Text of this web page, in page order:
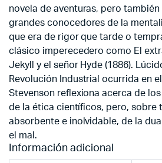
novela de aventuras, pero
grandes conocedores de la
que era de rigor que tarde o
clásico imperecedero como El
Jekyll y el señor Hyde (1886).
Revolución Industrial ocurrida en
Stevenson reflexiona acerca de
de la ética científicos, pero, sobre
absorbente e inolvidable, de la
el mal.
Información adicional